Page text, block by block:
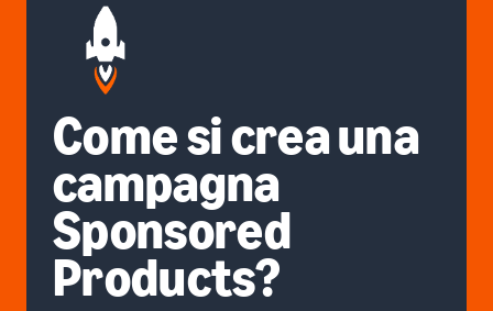
Come si crea una
campagna
Sponsored
Products?